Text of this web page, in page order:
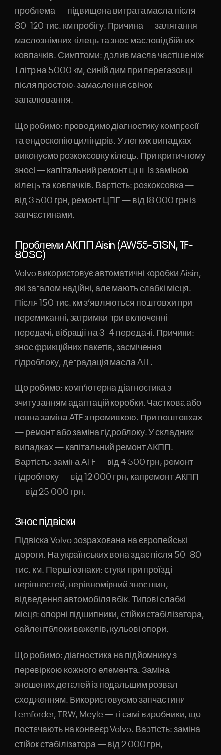
проблема — підвищена витрата масла після
80–120 тис. км пробігу. Причина — залягання
маслознімних кілець та знос масловідбійних
ковпачків. Симптоми: долив масла частіше ніж
1 літр на 5000 км, синій дим при перегазовці
після простою, замаслення свічок
запалювання.
Що робимо: проводимо діагностику компресії
та ендоскопію циліндрів. У легких випадках
виконуємо розкоксовку кілець. При критичному
зносі — капітальний ремонт ЦПГ із заміною
кілець та ковпачків. Вартість: розкоксовка —
від 3 500 грн, ремонт ЦПГ — від 18 000 грн із
запчастинами.
Проблеми АКПП Aisin (AW55-51SN, TF-
80SC)
Volvo використовує автоматичні коробки Aisin,
які загалом надійні, але мають слабкі місця.
Після 150 тис. км з’являються поштовхи при
перемиканні, затримки при включенні
передачі, вібрації на 3–4 передачі. Причини:
знос фрикційних пакетів, засмічення
гідроблоку, деградація масла ATF.
Що робимо: комп’ютерна діагностика з
зчитуванням адаптацій коробки. Часткова або
повна заміна ATF з промивкою. При поштовхах
— ремонт або заміна гідроблоку. У складних
випадках — капітальний ремонт АКПП.
Вартість: заміна ATF — від 4 500 грн, ремонт
гідроблоку — від 12 000 грн, капремонт АКПП
— від 25 000 грн.
Знос підвіски
Підвіска Volvo розрахована на європейські
дороги. На українських вона здає після 50–80
тис. км. Перші ознаки: стуки при проїзді
нерівностей, нерівномірний знос шин,
відведення автомобіля вбік. Типові слабкі
місця: опорні підшипники, стійки стабілізатора,
сайлентблоки важелів, кульові опори.
Що робимо: діагностика на підйомнику з
перевіркою кожного елемента. Заміна
зношених деталей із подальшим розвал-
сходженням. Використовуємо запчастини
Lemforder, TRW, Meyle — ті самі виробники, що
постачають на конвеєр Volvo. Вартість: заміна
стійок стабілізатора — від 2 000 грн,